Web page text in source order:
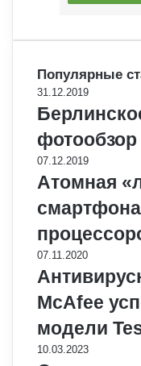
Популярные
31.12.2019
фотообзор
07.12.2019
Атомная
07.11.2020
McAfee
модели
10.03.2023